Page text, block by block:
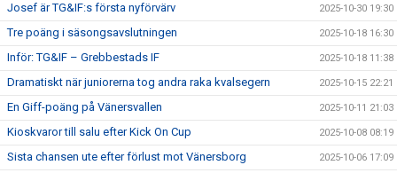
Josef är TG&IF:s första nyförvärv 2025-10-30 19:30
Tre poäng i säsongsavslutningen 2025-10-18 16:30
Inför: TG&IF – Grebbestads IF 2025-10-18 11:38
Dramatiskt när juniorerna tog andra raka kvalsegern 2025-10-15 22:21
En Giff-poäng på Vänersvallen 2025-10-11 21:03
Kioskvaror till salu efter Kick On Cup 2025-10-08 08:19
Sista chansen ute efter förlust mot Vänersborg 2025-10-06 17:09